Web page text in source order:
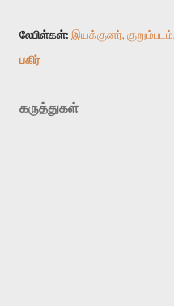
லேபிள்கள்: இயக்குனர் குறும்படம்
பகிர்
கருத்துகள்